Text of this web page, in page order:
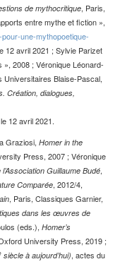
de mythocritique, Paris,
entre mythe et fiction »,
une-mythopoetique-
12 avril 2021 ; Sylvie Parizet
2008 ; Véronique Léonard-
Blaise-Pascal,
Création, dialogues,
12 avril 2021.
Graziosi, Homer in the
Press, 2007 ; Véronique
l’Association Guillaume Budé,
Comparée, 2012/4,
, Paris, Classiques Garnier,
dans les œuvres de
(eds.), Homer’s
University Press, 2019 ;
siècle à aujourd’hui), actes du